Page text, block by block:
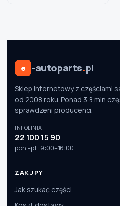
e -autoparts.pl
Sklep internetowy z częściami
od 2008 roku. Ponad 3,8 mln
sprawdzeni producenci.
INFOLINIA
22 100 15 90
pon.–pt. 9:00–16:00
ZAKUPY
Jak szukać części